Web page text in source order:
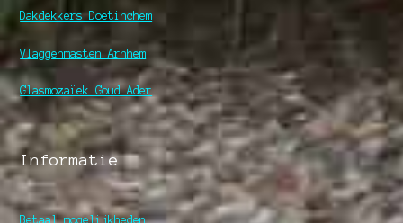
Dakdekkers Doetinchem
Vlaggenmasten Arnhem
Glasmozaïek Goud Ader
Informatie
Betaal mogelijkheden